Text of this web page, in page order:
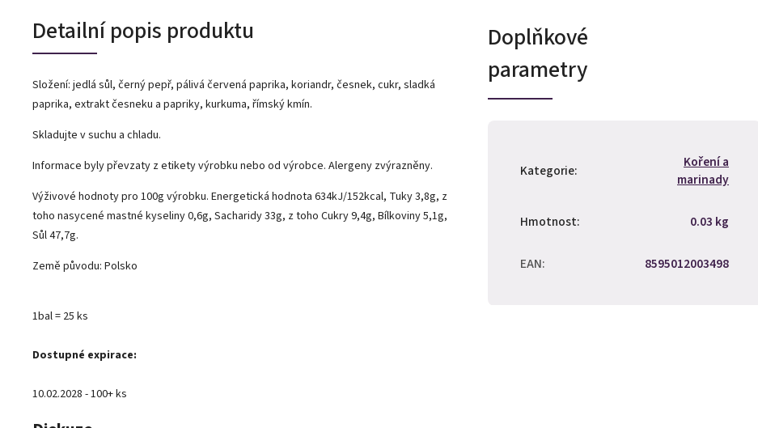
Detailní popis produktu
Složení: jedlá sůl, černý pepř, pálivá červená paprika, koriandr, česnek, cukr, sladká
paprika, extrakt česneku a papriky, kurkuma, římský kmín.
Skladujte v suchu a chladu.
Informace byly převzaty z etikety výrobku nebo od výrobce. Alergeny zvýrazněny.
Výživové hodnoty pro 100g výrobku. Energetická hodnota 634kJ/152kcal, Tuky 3,8g, z
toho nasycené mastné kyseliny 0,6g, Sacharidy 33g, z toho Cukry 9,4g, Bílkoviny 5,1g,
Sůl 47,7g.
Země původu: Polsko
1bal = 25 ks
Dostupné expirace:
10.02.2028 - 100+ ks
Doplňkové
parametry
Kategorie:
Koření a
marinady
Hmotnost: 0.03 kg
EAN: 8595012003498